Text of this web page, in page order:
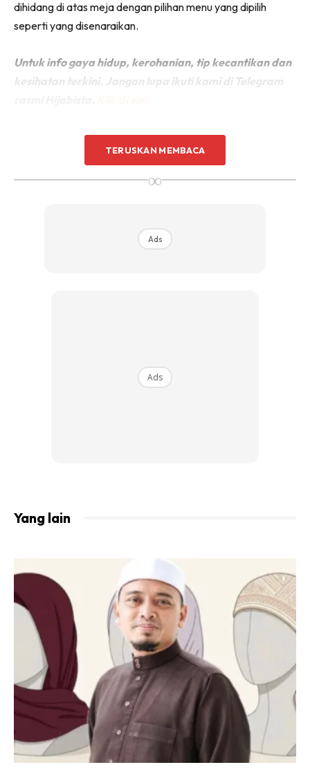
dihidang di atas meja dengan pilihan menu yang dipilih
seperti yang disenaraikan.
Untuk info gaya hidup, kerohanian, tip kecantikan dan
kesihatan terkini. Jangan lupa ikuti kami di Telegram
TERUSKAN MEMBACA
∞
Ads
Ads
Yang lain